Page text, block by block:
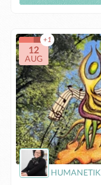
12
AUG
+1
HUMANETIK